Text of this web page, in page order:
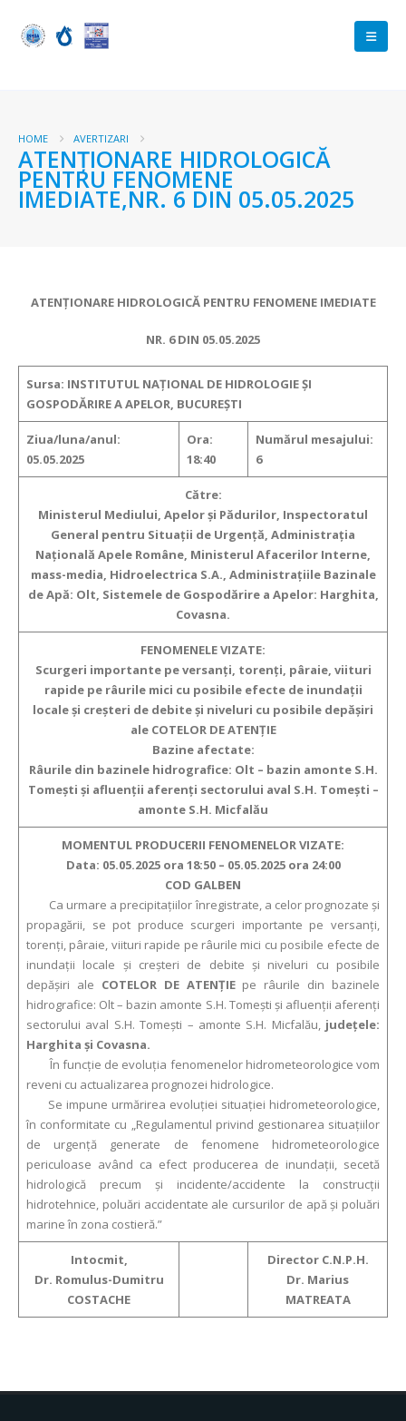
HOME AVERTIZARI
ATENŢIONARE HIDROLOGICĂ
PENTRU FENOMENE
IMEDIATE,NR. 6 DIN 05.05.2025
ATENŢIONARE HIDROLOGICĂ PENTRU FENOMENE IMEDIATE
NR. 6 DIN 05.05.2025
Sursa: INSTITUTUL NAȚIONAL DE HIDROLOGIE ȘI
GOSPODĂRIRE A APELOR, BUCUREȘTI
Ziua/luna/anul:
05.05.2025
Ora:
18:40
Numărul mesajului:
6
Către:
Ministerul Mediului, Apelor şi Pădurilor, Inspectoratul
General pentru Situaţii de Urgenţă, Administraţia
Naţională Apele Române, Ministerul Afacerilor Interne,
mass-media, Hidroelectrica S.A., Administraţiile Bazinale
de Apă: Olt, Sistemele de Gospodărire a Apelor: Harghita,
Covasna.
FENOMENELE VIZATE:
Scurgeri importante pe versanţi, torenţi, pâraie, viituri
rapide pe râurile mici cu posibile efecte de inundaţii
locale şi creşteri de debite şi niveluri cu posibile depăşiri
ale COTELOR DE ATENŢIE
Bazine afectate:
Râurile din bazinele hidrografice: Olt – bazin amonte S.H.
Tomești și afluenții aferenți sectorului aval S.H. Tomești –
amonte S.H. Micfalău
MOMENTUL PRODUCERII FENOMENELOR VIZATE:
Data: 05.05.2025 ora 18:50 – 05.05.2025 ora 24:00
COD GALBEN
Ca urmare a precipitaţiilor înregistrate, a celor prognozate şi
propagării, se pot produce scurgeri importante pe versanţi,
torenţi, pâraie, viituri rapide pe râurile mici cu posibile efecte de
inundaţii locale şi creşteri de debite şi niveluri cu posibile
depăşiri ale COTELOR DE ATENŢIEpe râurile din bazinele
hidrografice: Olt – bazin amonte S.H. Tomești și afluenții aferenți
sectorului aval S.H. Tomești – amonte S.H. Micfalău, judeţele:
Harghita și Covasna.
În funcție de evoluția fenomenelor hidrometeorologice vom
reveni cu actualizarea prognozei hidrologice.
Se impune urmărirea evoluției situației hidrometeorologice,
în conformitate cu „Regulamentul privind gestionarea situațiilor
de urgență generate de fenomene hidrometeorologice
periculoase având ca efect producerea de inundații, secetă
hidrologică precum și incidente/accidente la construcții
hidrotehnice, poluări accidentate ale cursurilor de apă și poluări
marine în zona costieră.”
Intocmit,
Dr. Romulus-Dumitru
COSTACHE
Director C.N.P.H.
Dr. Marius
MATREATA